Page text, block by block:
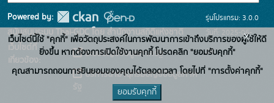
Powered by:
สนับสนุนระบบ Thai-GDC โดย สำนักงานสถิติแห่งชาติ
เว็บไซต์ที่
เกี่ยวข้อง:
ระบบบัญชีข้อมูลภาครัฐ
บริการนามานุกรมบัญชีข้อมูลภาค
รุ่นโปรแกรม: 3.0.0
วันที่: 2025-06-
26
เว็บไซต์นี้ใช้ "คุกกี้" เพื่อวัตถุประสงค์ในการพัฒนาการเข้าถึงบริการของผู้ใช้ให้ดี
ยิ่งขึ้น หากต้องการเปิดใช้งานคุกกี้ โปรดคลิก "ยอมรับคุกกี้"
คุณสามารถถอนการยินยอมของคุณได้ตลอดเวลา โดยไปที่ "การตั้งค่าคุกกี้"
ยอมรับคุกกี้
x